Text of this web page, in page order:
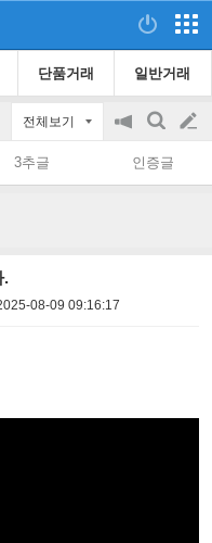
단품거래 일반거래
전체보기
공
on/off
검
색
글
쓰
3추글 인증글
.
08-09 09:16:17